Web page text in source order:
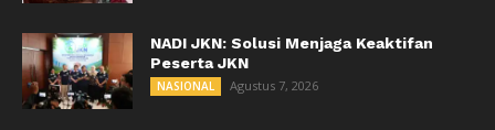
NADI JKN: Solusi Menjaga Keaktifan
Peserta JKN
NASIONAL Agustus 7, 2026